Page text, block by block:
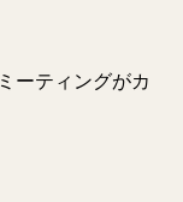
ーティングがカ